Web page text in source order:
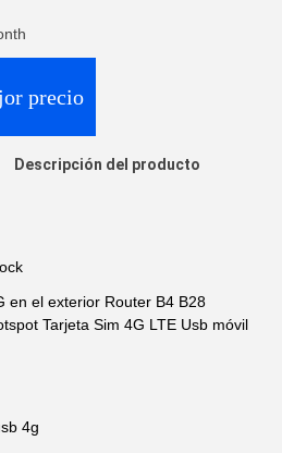
precio
Descripción del producto
en el exterior Router B4 B28
Tarjeta Sim 4G LTE Usb móvil
4g